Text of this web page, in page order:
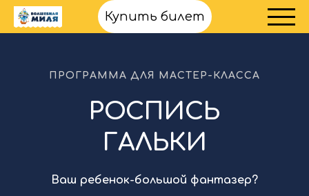
Купить билет
ПРОГРАММА ДЛЯ МАСТЕР-КЛАССА
РОСПИСЬ
ГАЛЬКИ
Ваш ребенок-большой фантазер?